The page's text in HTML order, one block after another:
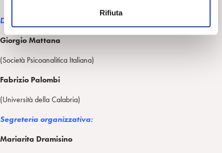
Rifiuta
Direzione scientifica:
Giorgio Mattana
(Società Psicoanalitica Italiana)
Fabrizio Palombi
(Università della Calabria)
Segreteria organizzativa:
Mariarita Dramisino